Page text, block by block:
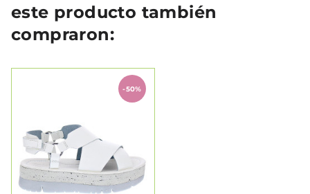
este producto también
compraron:
-50%